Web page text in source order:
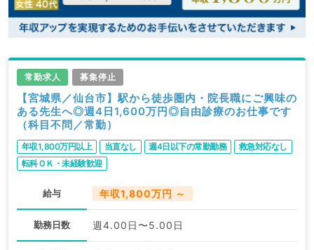
常勤求人 募集停止
【宮城県／仙台市】駅から徒歩圏内・院長職にご興味の
ある先生へ◎週4日1,600万円◎自由診療のお仕事です
（科目不問／常勤）
年収1,800万円以上 当直なし 週4日以下の常勤勤務
救急対応なし
転科ＯＫ・未経験歓迎
給与 年収1,800万円 ～
勤務日数 週4.00日〜5.00日